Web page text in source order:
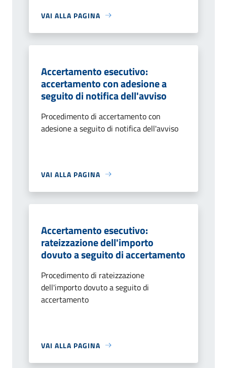
VAI ALLA PAGINA
Accertamento esecutivo:
accertamento con adesione a
seguito di notifica dell'avviso
Procedimento di accertamento con
adesione a seguito di notifica dell'avviso
VAI ALLA PAGINA
Accertamento esecutivo:
rateizzazione dell'importo
dovuto a seguito di accertamento
Procedimento di rateizzazione
dell'importo dovuto a seguito di
accertamento
VAI ALLA PAGINA